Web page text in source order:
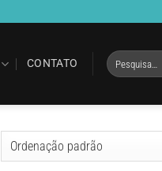
CONTATO
Pesquisar
por: